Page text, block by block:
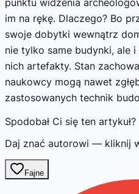
punktu widzenia
im na rękę. Dlaczego? Bo
swoje dobytki wewnątrz
nie tylko same budynki, ale
nich artefakty. Stan
naukowcy mogą nawet
zastosowanych technik
Spodobał Ci się ten artykuł?
Daj znać autorowi — kliknij
Fajne